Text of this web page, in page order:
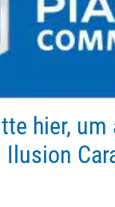
hier, um